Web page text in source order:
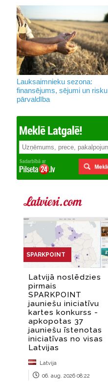
Lauksaimnieku sezona:
finansējums, sējumi un risku
pārvaldība